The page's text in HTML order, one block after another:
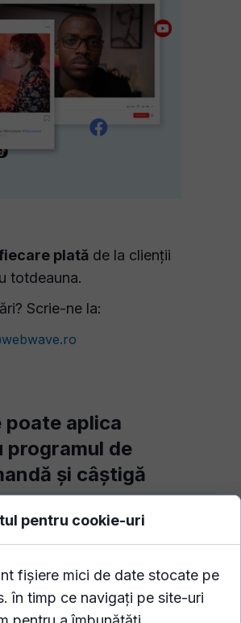
plată de la clienții
totdeauna.
Scrie-ne la:
poate aplica
programul de
și câștigă
recomanda WebWave
Sau ai putea fi un influencer
de urmăritori. Nu avem
pentru cookie-uri
fișiere mici de date stocate pe
în timp ce navigați pe site-uri